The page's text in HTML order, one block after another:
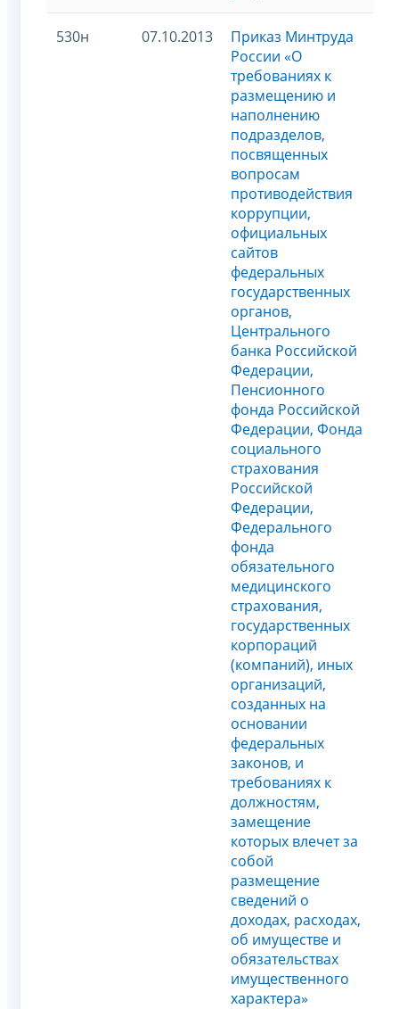
530н 07.10.2013
Приказ Минтруда
России «О
требованиях к
размещению и
наполнению
подразделов,
посвященных
вопросам
противодействия
коррупции,
официальных
сайтов
федеральных
государственных
органов,
Центрального
банка Российской
Федерации,
Пенсионного
фонда Российской
Федерации, Фонда
социального
страхования
Российской
Федерации,
Федерального
фонда
обязательного
медицинского
страхования,
государственных
корпораций
(компаний), иных
организаций,
созданных на
основании
федеральных
законов, и
требованиях к
должностям,
замещение
которых влечет за
собой
размещение
сведений о
доходах, расходах,
об имуществе и
обязательствах
имущественного
характера»